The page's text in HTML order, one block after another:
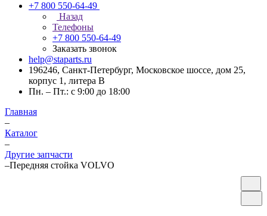
+7 800 550-64-49
Назад
Телефоны
+7 800 550-64-49
Заказать звонок
help@staparts.ru
196246, Санкт-Петербург, Московское шоссе, дом 25,
корпус 1, литера В
Пн. – Пт.: с 9:00 до 18:00
Главная
–
Каталог
–
Другие запчасти
–Передняя стойка VOLVO